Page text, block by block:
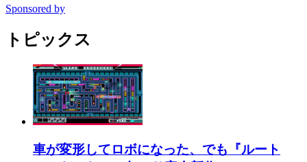
Sponsored by
トピックス
車が変形してロボになった、でも『ルート